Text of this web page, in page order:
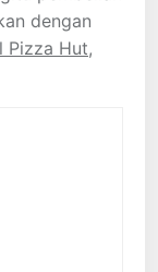
dengan
Pizza Hut,